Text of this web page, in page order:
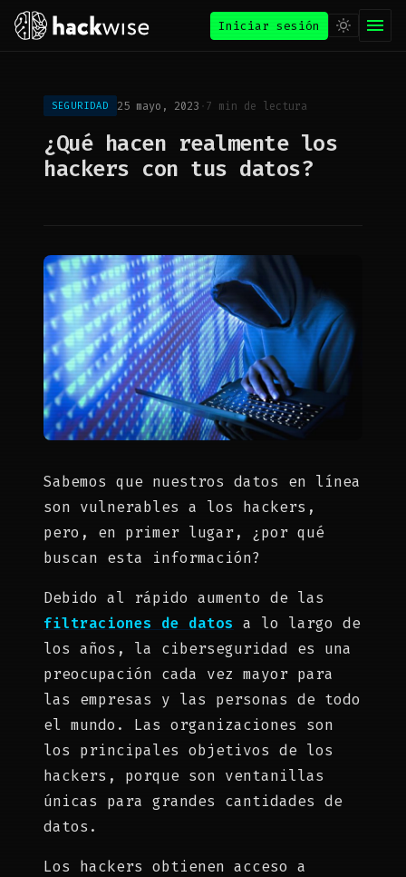
Iniciar sesión
SEGURIDAD 25 mayo, 2023 ·7 min de lectura
¿Qué hacen realmente los
hackers con tus datos?
Sabemos que nuestros datos en línea
son vulnerables a los hackers,
pero, en primer lugar, ¿por qué
buscan esta información?
Debido al rápido aumento de las
filtraciones de datos a lo largo de
los años, la ciberseguridad es una
preocupación cada vez mayor para
las empresas y las personas de todo
el mundo. Las organizaciones son
los principales objetivos de los
hackers, porque son ventanillas
únicas para grandes cantidades de
datos.
Los hackers obtienen acceso a